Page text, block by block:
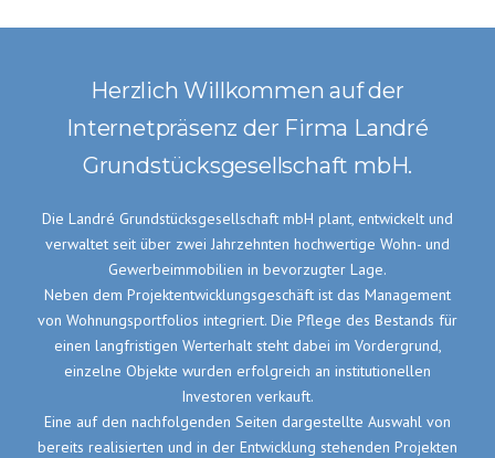
Herzlich Willkommen auf der
Internetpräsenz der Firma Landré
Grundstücksgesellschaft mbH.
Die Landré Grundstücksgesellschaft mbH plant, entwickelt und
verwaltet seit über zwei Jahrzehnten hochwertige Wohn- und
Gewerbeimmobilien in bevorzugter Lage.
Neben dem Projektentwicklungsgeschäft ist das Management
von Wohnungsportfolios integriert. Die Pflege des Bestands für
einen langfristigen Werterhalt steht dabei im Vordergrund,
einzelne Objekte wurden erfolgreich an institutionellen
Investoren verkauft.
Eine auf den nachfolgenden Seiten dargestellte Auswahl von
bereits realisierten und in der Entwicklung stehenden Projekten